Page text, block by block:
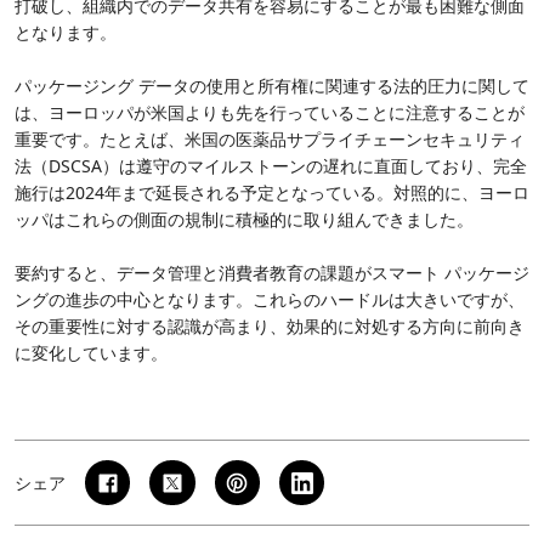
打破し、組織内でのデータ共有を容易にすることが最も困難な側面
となります。
パッケージング データの使用と所有権に関連する法的圧力に関して
は、ヨーロッパが米国よりも先を行っていることに注意することが
重要です。たとえば、米国の医薬品サプライチェーンセキュリティ
法（DSCSA）は遵守のマイルストーンの遅れに直面しており、完全
施行は2024年まで延長される予定となっている。対照的に、ヨーロ
ッパはこれらの側面の規制に積極的に取り組んできました。
要約すると、データ管理と消費者教育の課題がスマート パッケージ
ングの進歩の中心となります。これらのハードルは大きいですが、
その重要性に対する認識が高まり、効果的に対処する方向に前向き
に変化しています。
シェア